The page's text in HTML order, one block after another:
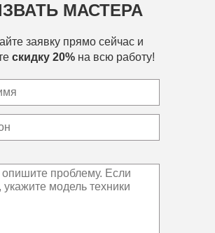
МАСТЕРА
заявку прямо сейчас и
скидку 20% на всю работу!